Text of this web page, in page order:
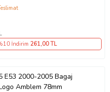
İndirim 261,00 TL
E53 2000-2005 Bagaj
Amblem 78mm